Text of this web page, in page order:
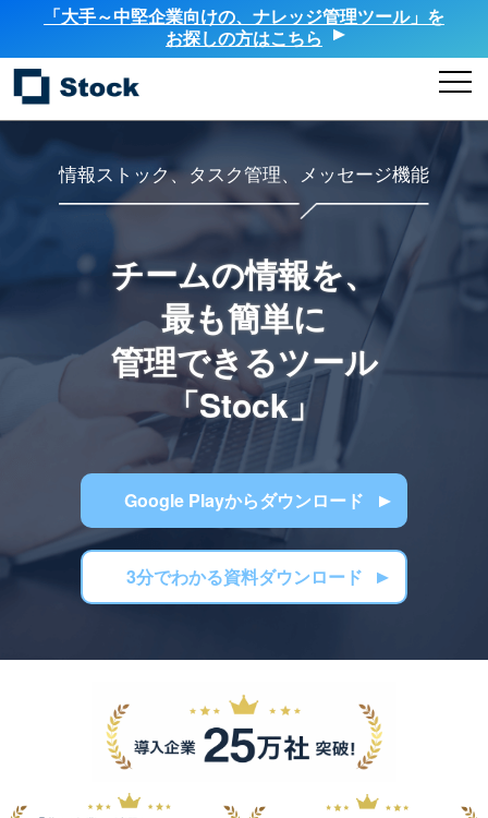
「大手～中堅企業向けの、ナレッジ管理ツール」を
お探しの方はこちら
情報ストック、タスク管理、メッセージ機能
チームの情報を、
最も簡単に
管理できるツール
「Stock」
Google Playからダウンロード
3分でわかる資料ダウンロード